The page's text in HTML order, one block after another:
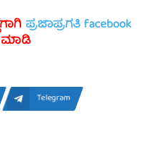
ಪ್ರಜಾಪ್ರಗತಿ facebook
ಮಾಡಿ
Telegram